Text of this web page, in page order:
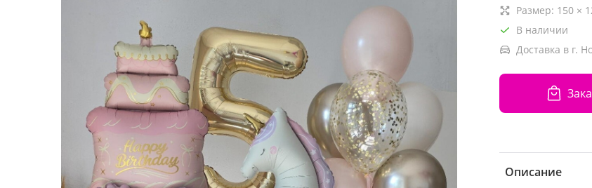
Размер: 150 ×
В наличии
Доставка в г.
Описание